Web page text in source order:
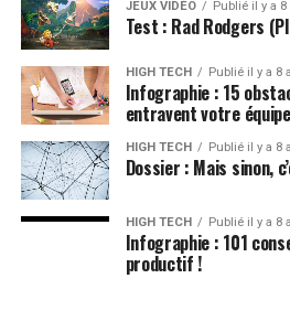
JEUX VIDÉO Publié il y a 8
Test : Rad Rodgers
HIGH TECH Publié il y a 8
Infographie : 15
entravent votre équipe
HIGH TECH Publié il y a 8
Dossier : Mais sinon,
HIGH TECH Publié il y a 8
Infographie : 101
productif !